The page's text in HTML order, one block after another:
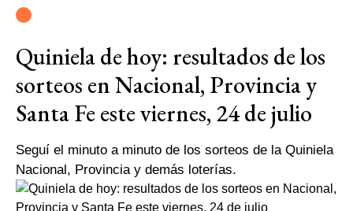
Quiniela de hoy: resultados de los
sorteos en Nacional, Provincia y
Santa Fe este viernes, 24 de julio
Seguí el minuto a minuto de los sorteos de la Quiniela
Nacional, Provincia y demás loterías.